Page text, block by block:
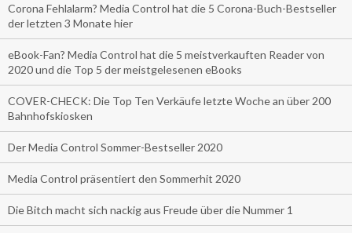
Corona Fehlalarm? Media Control hat die 5 Corona-Buch-Bestseller
der letzten 3 Monate hier
eBook-Fan? Media Control hat die 5 meistverkauften Reader von
2020 und die Top 5 der meistgelesenen eBooks
COVER-CHECK: Die Top Ten Verkäufe letzte Woche an über 200
Bahnhofskiosken
Der Media Control Sommer-Bestseller 2020
Media Control präsentiert den Sommerhit 2020
Die Bitch macht sich nackig aus Freude über die Nummer 1